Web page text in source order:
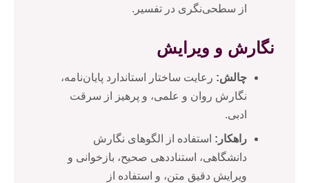
از سطحی‌نگری در تفسیر.
نگارش و ویرایش
چالش: رعایت ساختار استاندارد پایان‌نامه،
نگارش روان و علمی، و پرهیز از سرقت
ادبی.
راهکار: استفاده از الگوهای نگارش
دانشگاهی، استناددهی صحیح، بازخوانی و
ویرایش دقیق متن، و استفاده از